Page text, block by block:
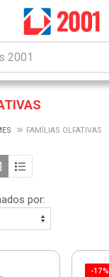
FAMÍLIAS OLFATIVAS
por:
-17%